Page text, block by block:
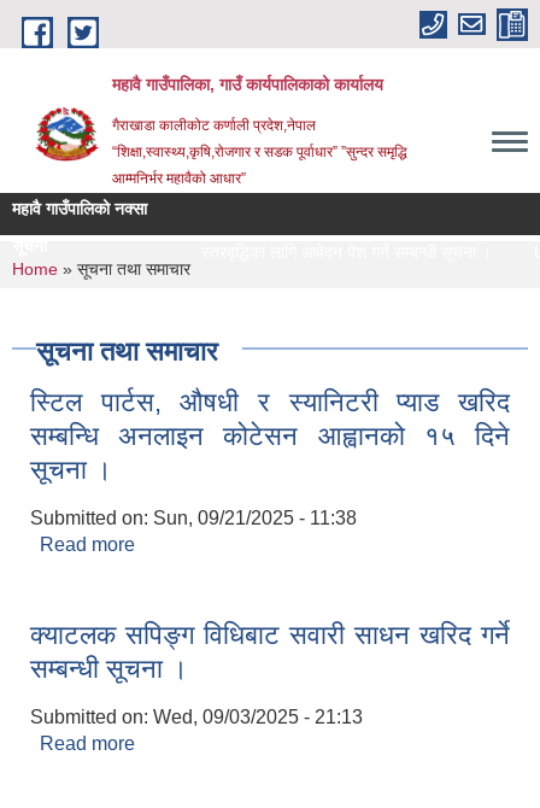
Skip to main content
महावै गाउँपालिका, गाउँ कार्यपालिकाको कार्यालय
गैराखाडा कालीकोट कर्णाली प्रदेश,नेपाल
“शिक्षा,स्वास्थ्य,कृषि,रोजगार र सडक पूर्वाधार” ”सुन्दर समृद्धि
आम्मनिर्भर महावैको आधार”
महावै गाउँपालिको नक्सा
You are here
Home » सूचना तथा समाचार
सूचना तथा समाचार
स्टिल पार्टस, औषधी र स्यानिटरी प्याड खरिद
सम्बन्धि अनलाइन कोटेसन आह्वानको १५ दिने
सूचना ।
Submitted on: Sun, 09/21/2025 - 11:38
Read more
क्याटलक सपिङ्ग विधिबाट सवारी साधन खरिद गर्ने
सम्बन्धी सूचना ।
Submitted on: Wed, 09/03/2025 - 21:13
Read more